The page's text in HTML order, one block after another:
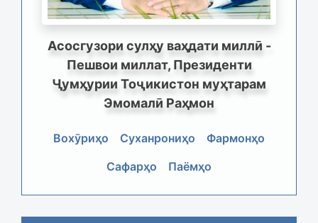
Асосгузори сулҳу ваҳдати миллӣ -
Пешвои миллат, Президенти
Ҷумҳурии Тоҷикистон муҳтарам
Эмомалӣ Раҳмон
Вохӯриҳо Суханрониҳо
Фармонҳо
Сафарҳо
Паёмҳо